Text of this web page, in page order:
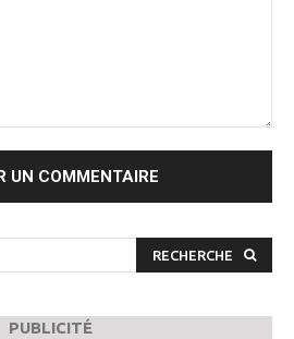
RECHERCHE
PUBLICITÉ